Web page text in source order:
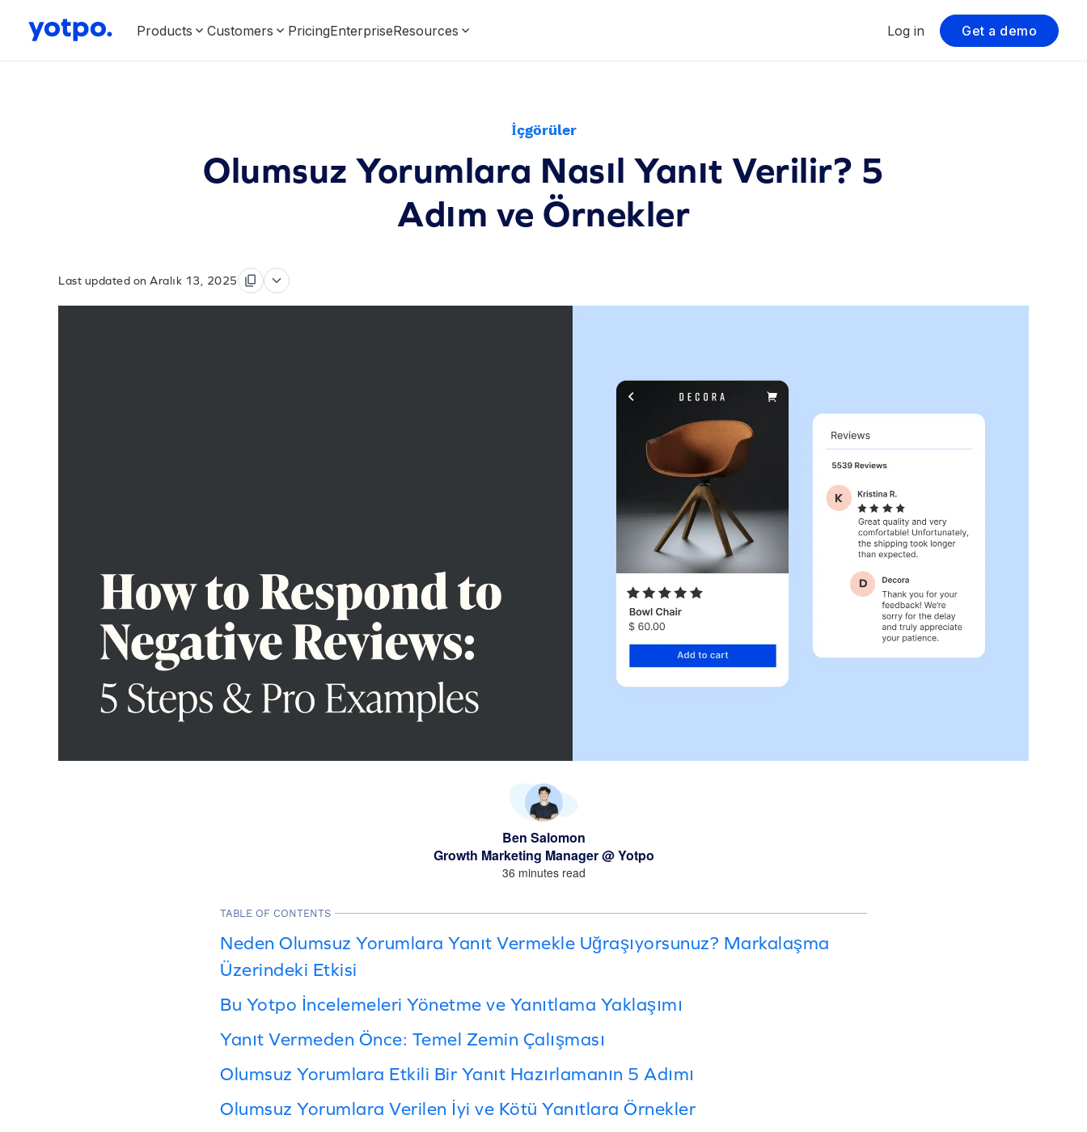
Products Customers PricingEnterpriseResources Log in Get a demo
İçgörüler
Olumsuz Yorumlara Nasıl Yanıt Verilir? 5
Adım ve Örnekler
Last updated on Aralık 13, 2025
Ben Salomon
Growth Marketing Manager @ Yotpo
36 minutes read
TABLE OF CONTENTS
Neden Olumsuz Yorumlara Yanıt Vermekle Uğraşıyorsunuz? Markalaşma
Üzerindeki Etkisi
Bu Yotpo İncelemeleri Yönetme ve Yanıtlama Yaklaşımı
Yanıt Vermeden Önce: Temel Zemin Çalışması
Olumsuz Yorumlara Etkili Bir Yanıt Hazırlamanın 5 Adımı
Olumsuz Yorumlara Verilen İyi ve Kötü Yanıtlara Örnekler